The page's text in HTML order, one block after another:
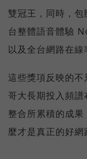
雙冠王，同時，
台整體語音體驗
以及全台網路在線
這些獎項反映的
哥大長期投入頻
整合所累積的成
麼才是真正的好網